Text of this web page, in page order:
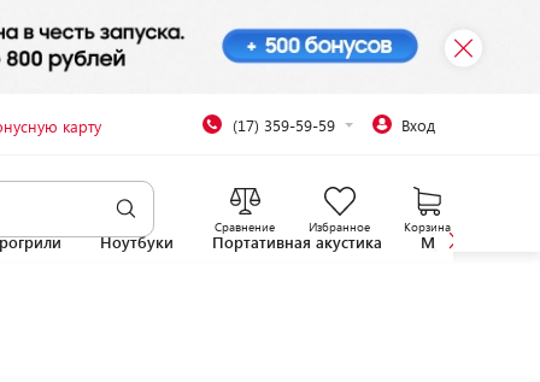
карту (17) 359-59-59 Вход
Сравнение Избранное Корзина
Ноутбуки Портативная акустика